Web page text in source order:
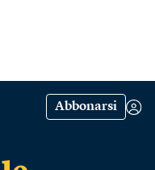
Abbonarsi